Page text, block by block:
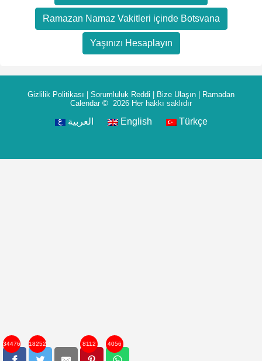
Ramazan Namaz Vakitleri içinde Botsvana
Yaşınızı Hesaplayın
Gizlilik Politikası Sorumluluk Reddi Bize Ulaşın
Ramadan
Calendar© 2026 Her hakkı saklıdır
العربية English Türkçe
34476 18252 8112 4056